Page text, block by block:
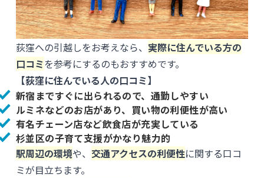
荻窪への引越しをお考えなら、 実際に住んでいる方の
口コミ を参考にするのもおすすめです。
【荻窪に住んでいる人の口コミ】
新宿まですぐに出られるので、通勤しやすい
ルミネなどのお店があり、買い物の利便性が高い
有名チェーン店など飲食店が充実している
杉並区の子育て支援がかなり魅力的
駅周辺の環境や、 交通アクセスの利便性に関する口コ
ミが目立ちます。